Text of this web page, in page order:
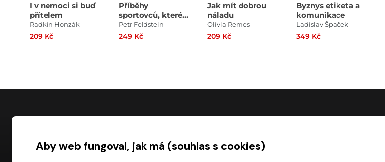
I v nemoci si buď
přítelem
Radkin Honzák
209 Kč
Příběhy
sportovců, které
políbila múza
Petr Feldstein
249 Kč
Jak mít dobrou
náladu
Olivia Remes
209 Kč
Byznys etiketa a
komunikace
Ladislav Špaček
349 Kč
Časté dotazy
Aby web fungoval, jak má (souhlas s cookies)